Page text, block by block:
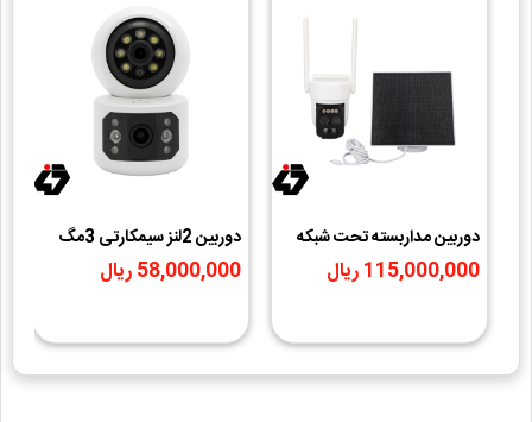
دوربین مداربسته تحت شبکه
مدل سیم کارتی پنل خورشیدی
115,000,000 ریال
دوربین 2لنز سیمکارتی 3مگ
OCAMPRO
58,000,000 ریال